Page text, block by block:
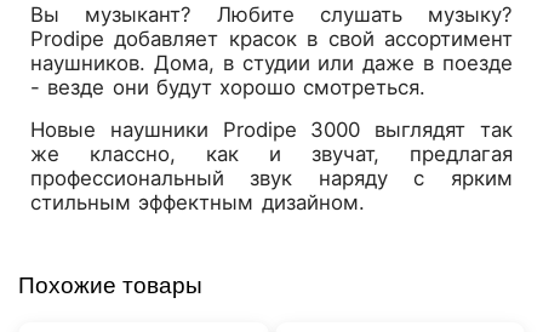
Вы музыкант? Любите слушать музыку?
Prodipe добавляет красок в свой ассортимент
наушников. Дома, в студии или даже в поезде
- везде они будут хорошо смотреться.
Новые наушники Prodipe 3000 выглядят так
же классно, как и звучат, предлагая
профессиональный звук наряду с ярким
стильным эффектным дизайном.
Похожие товары